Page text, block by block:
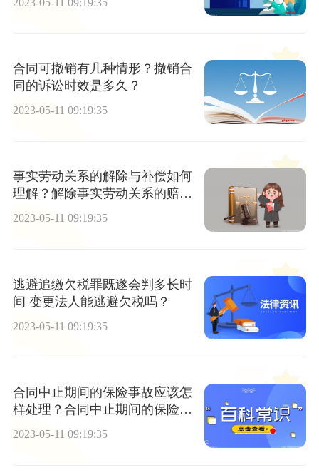
合同可撤销有几种情形？撤销合
同的诉讼时效是多久？
2023-05-11 09:19:35
事实劳动关系的解除与补偿如何
理解？解除事实劳动关系的赔偿
是怎样的？
2023-05-11 09:19:35
逃避追缴欠税罪既遂会判多长时
间 变更法人能逃避欠税吗？
2023-05-11 09:19:35
合同中止期间的保险事故应该怎
样处理？合同中止期间的保险事
故理赔依据是什么？
2023-05-11 09:19:35